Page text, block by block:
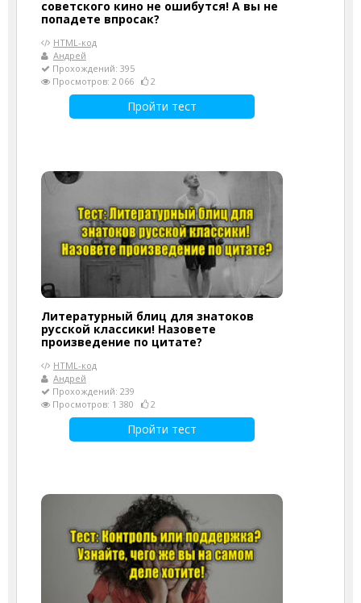
советского кино не ошибутся! А вы не
попадете впросак?
HTML-код
Андрей
Прохождений: 395
Просмотров: 2 066
2
Пройти тест
Литературный блиц для знатоков
русской классики! Назовете
произведение по цитате?
HTML-код
Андрей
Прохождений: 239
Просмотров: 1 380
2
Пройти тест